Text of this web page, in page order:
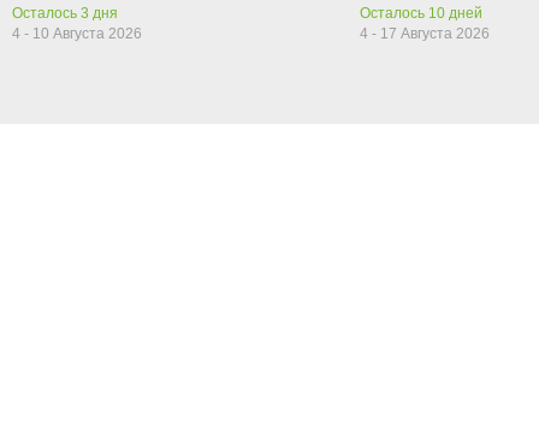
Осталось 3 дня
4 - 10 Августа 2026
Осталось 10 дней
4 - 17 Августа 2026